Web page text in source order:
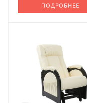
ПОДРОБНЕЕ